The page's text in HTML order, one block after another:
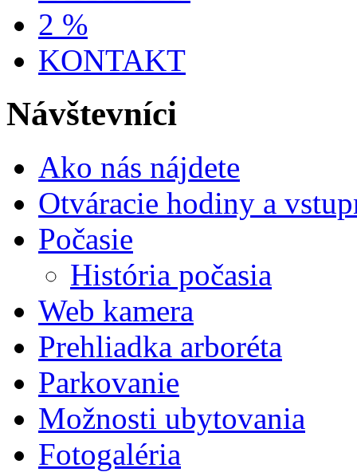
2 %
KONTAKT
Návštevníci
Ako nás nájdete
Otváracie hodiny a
Počasie
História počasia
Web kamera
Prehliadka arboréta
Parkovanie
Možnosti ubytovania
Fotogaléria